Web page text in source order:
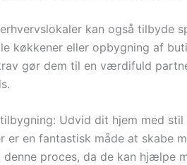
kan også tilbyde
køkkener eller opbygning af
gør dem til en værdifuld
Udvid dit hjem med stil
er en fantastisk måde at skabe
denne proces, da de kan hjælpe